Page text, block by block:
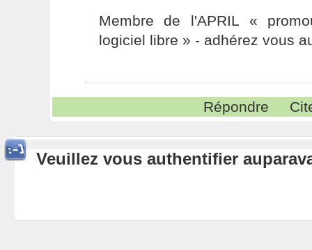
Membre de l'APRIL «
logiciel libre » - adhérez vous
Répondre
Veuillez vous authentifier